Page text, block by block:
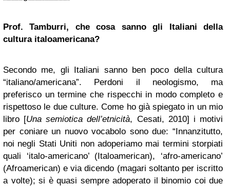
Prof. Tamburri, che cosa sanno gli Italiani della
cultura italoamericana?
Secondo me, gli Italiani sanno ben poco della cultura
“italiano/americana”. Perdoni il neologismo, ma
preferisco un termine che rispecchi in modo completo e
rispettoso le due culture. Come ho già spiegato in un mio
libro [Una semiotica dell’etnicità, Cesati, 2010] i motivi
per coniare un nuovo vocabolo sono due: “Innanzitutto,
noi negli Stati Uniti non adoperiamo mai termini storpiati
quali ‘italo-americano’ (Italoamerican), ‘afro-americano’
(Afroamerican) e via dicendo (magari soltanto per iscritto
a volte); si è quasi sempre adoperato il binomio coi due